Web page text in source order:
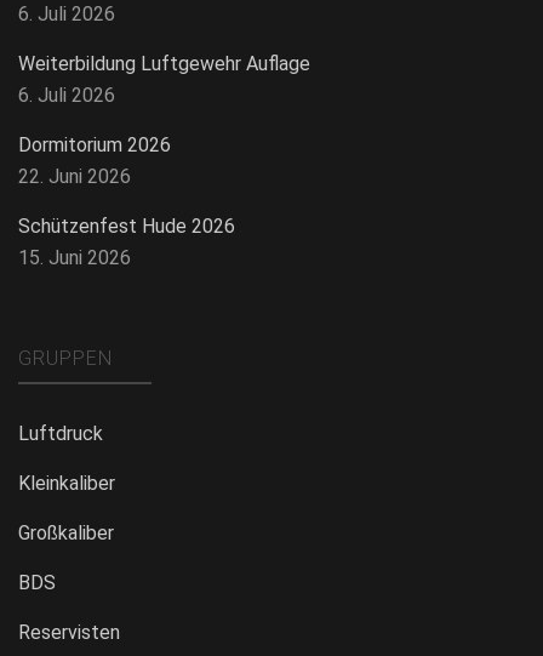
6. Juli 2026
Weiterbildung Luftgewehr Auflage
6. Juli 2026
Dormitorium 2026
22. Juni 2026
Schützenfest Hude 2026
15. Juni 2026
GRUPPEN
Luftdruck
Kleinkaliber
Großkaliber
BDS
Reservisten